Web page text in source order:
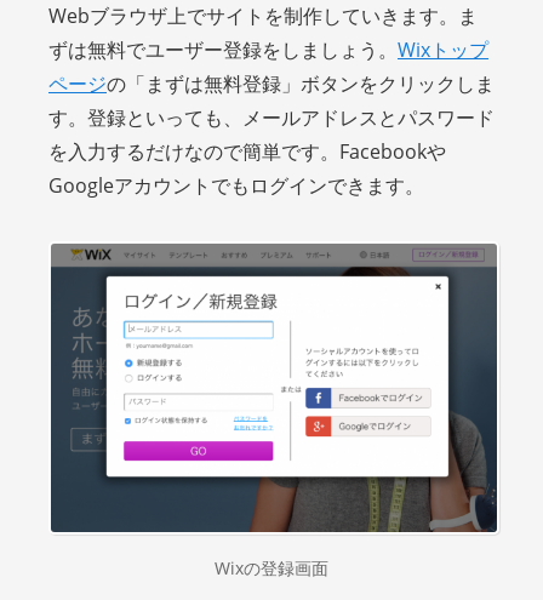
Webブラウザ上でサイトを制作していきます。ま
ずは無料でユーザー登録をしましょう。 Wixトップ
ページの「まずは無料登録」ボタンをクリックしま
す。登録といっても、メールアドレスとパスワード
を入力するだけなので簡単です。Facebookや
Googleアカウントでもログインできます。
Wixの登録画面